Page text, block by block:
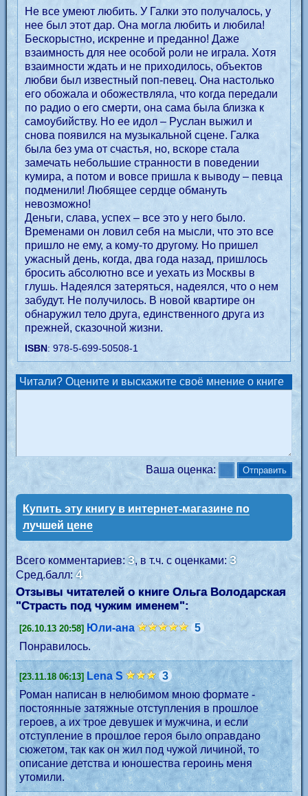
Не все умеют любить. У Галки это получалось, у
нее был этот дар. Она могла любить и любила!
Бескорыстно, искренне и преданно! Даже
взаимность для нее особой роли не играла. Хотя
взаимности ждать и не приходилось, объектов
любви был известный поп-певец. Она настолько
его обожала и обожествляла, что когда передали
по радио о его смерти, она сама была близка к
самоубийству. Но ее идол – Руслан выжил и
снова появился на музыкальной сцене. Галка
была без ума от счастья, но, вскоре стала
замечать небольшие странности в поведении
кумира, а потом и вовсе пришла к выводу – певца
подменили! Любящее сердце обмануть
невозможно!
Деньги, слава, успех – все это у него было.
Временами он ловил себя на мысли, что это все
пришло не ему, а кому-то другому. Но пришел
ужасный день, когда, два года назад, пришлось
бросить абсолютно все и уехать из Москвы в
глушь. Надеялся затеряться, надеялся, что о нем
забудут. Не получилось. В новой квартире он
обнаружил тело друга, единственного друга из
прежней, сказочной жизни.
ISBN: 978-5-699-50508-1
Читали? Оцените и выскажите своё мнение о книге
Ваша оценка:
Купить эту книгу в интернет-магазине по
лучшей цене
Всего комментариев:3, в т.ч. с оценками:3
Сред.балл:4
Отзывы читателей о книге Ольга Володарская
"Страсть под чужим именем":
[26.10.13 20:58] Юли-ана
5
Понравилось.
[23.11.18 06:13] Lena S
3
Роман написан в нелюбимом мною формате -
постоянные затяжные отступления в прошлое
героев, а их трое девушек и мужчина, и если
отступление в прошлое героя было оправдано
сюжетом, так как он жил под чужой личиной, то
описание детства и юношества героинь меня
утомили.